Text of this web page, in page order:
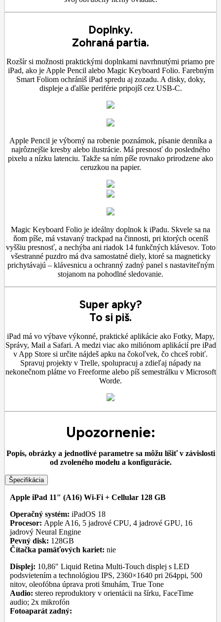
Doplnky.
Zohraná partia.
Rozšír si možnosti praktickými doplnkami navrhnutými priamo pre
iPad, ako je Apple Pencil alebo Magic Keyboard Folio. Farebným
Smart Foliom ochrániš iPad spredu aj zozadu. A disky, doky,
displeje a ďalšie periférie pripojíš cez USB‑C.
Apple Pencil je výborný na robenie poznámok, písanie denníka a
najrôznejšie kresby alebo ilustrácie. Má presnosť do posledného
pixelu a nízku latenciu. Takže sa ním píše rovnako prirodzene ako
ceruzkou na papier.
Magic Keyboard Folio je ideálny doplnok k iPadu. Skvele sa na
ňom píše, má vstavaný trackpad na činnosti, pri ktorých oceníš
vyššiu presnosť, a nechýba ani riadok 14 funkčných klávesov. Toto
všestranné puzdro má dva samostatné diely, ktoré sa magneticky
prichytávajú – klávesnicu a ochranný zadný panel s nastaviteľným
stojanom na pohodlné sledovanie.
Super apky?
To si piš.
iPad má vo výbave výkonné, praktické aplikácie ako Fotky, Mapy,
Správy, Mail a Safari. A medzi viac ako miliónom aplikácií pre iPad
v App Store si určite nájdeš apku na čokoľvek, čo chceš robiť.
Spravuj projekty v Trelle, spolupracuj a zdieľaj nápady na
nekonečnom plátne vo Freeforme alebo píš semestrálku v Microsoft
Worde.
Upozornenie:
Popis, obrázky a jednotlivé parametre sa môžu líšiť v závislosti
od zvoleného modelu a konfigurácie.
Špecifikácia
Apple iPad 11″ (A16) Wi-Fi + Cellular 128 GB
Operačný systém: iPadOS 18
Procesor: Apple A16, 5 jadrové CPU, 4 jadrové GPU, 16
jadrový Neural Engine
Pevný disk: 128GB
Čítačka pamäťových kariet: nie
Displej: 10,86″ Liquid Retina Multi-Touch displej s LED
podsvietením a technológiou IPS, 2360×1640 pri 264ppi, 500
nitov, oleofóbna úprava proti šmuhám, True Tone
Audio: stereo reproduktory v orientácii na šírku, FaceTime
audio; 2x mikrofón
Fotoaparát zadný: